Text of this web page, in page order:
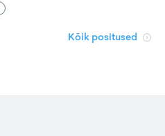
Kõik positused